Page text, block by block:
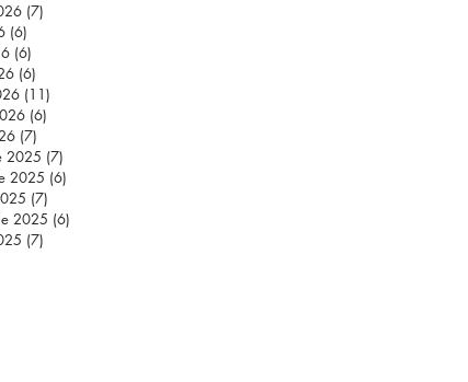
(7)
(6)
(6)
(6)
(11)
(6)
(7)
2025 (7)
2025 (6)
(7)
2025 (6)
(7)